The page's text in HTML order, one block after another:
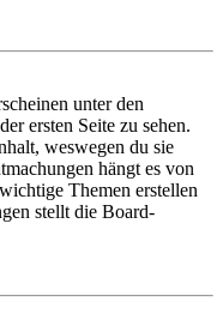
unter den
ersten Seite zu sehen.
weswegen du sie
hängt es von
Themen erstellen
stellt die Board-